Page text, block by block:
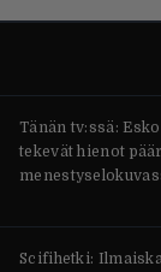
Tänän tv:ssä:
tekevät hienot
Scifihetki: